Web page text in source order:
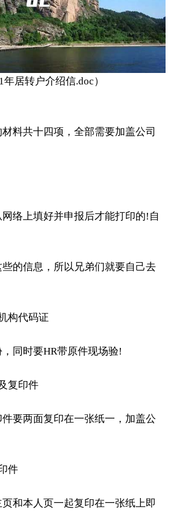
年居转户介绍信.doc）
料共十四项，全部需要加盖公司
络上填好并申报后才能打印的!自
的信息，所以兄弟们就要自己去
构代码证
同时要HR带原件现场验!
复印件
要两面复印在一张纸一，加盖公
件
和本人页一起复印在一张纸上即